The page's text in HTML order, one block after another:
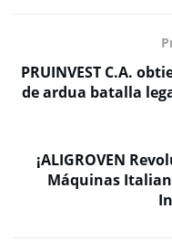
PRUINVEST C.A.
de ardua batalla
¡ALIGROVEN
Máquinas